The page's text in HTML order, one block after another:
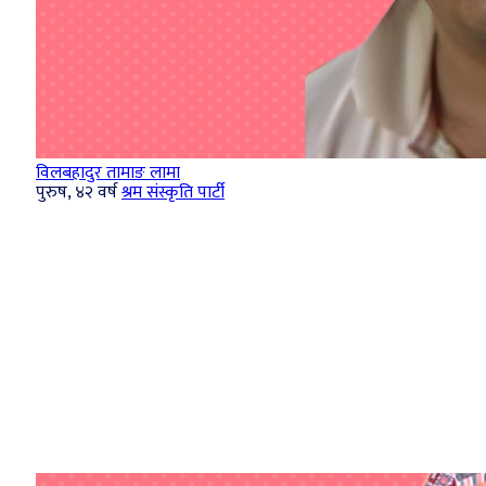
विलबहादुर तामाङ लामा
पुरुष, ४२ वर्षश्रम संस्कृति पार्टी